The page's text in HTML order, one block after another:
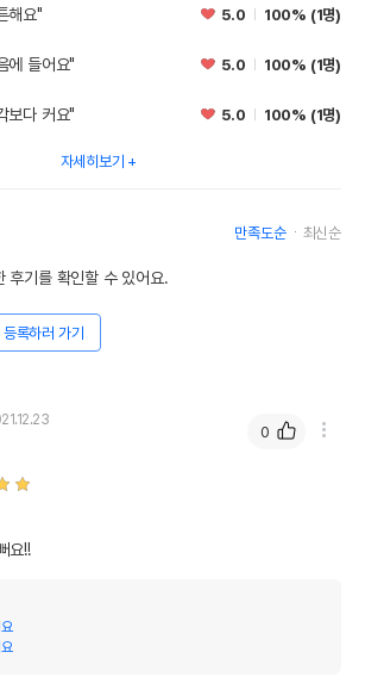
해요" 5.0 100% (1명)
에 들어요" 5.0 100% (1명)
보다 커요" 5.0 100% (1명)
자세히보기
만족도순 최신순
후기를 확인할 수 있어요.
록하러 가기
요!!
0